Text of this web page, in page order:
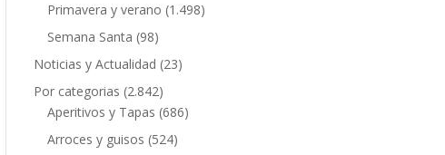
Primavera y verano (1.498)
Semana Santa (98)
Noticias y Actualidad (23)
Por categorias (2.842)
Aperitivos y Tapas (686)
Arroces y guisos (524)